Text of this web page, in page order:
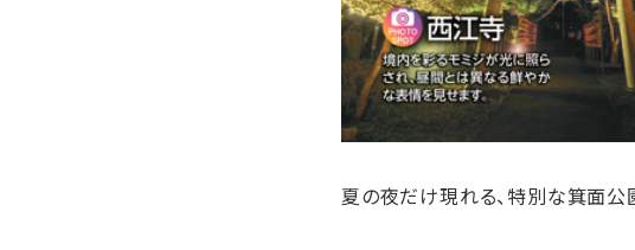
夏の夜だけ現れる、特別な箕面公